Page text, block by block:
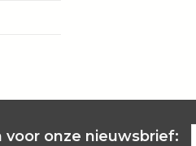
voor onze nieuwsbrief: